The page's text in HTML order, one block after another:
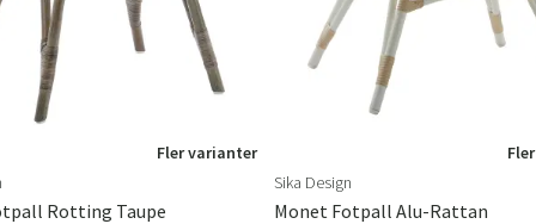
Fler varianter
Rotting Taupe
Sika Design
Monet Fotpall Alu-Rattan